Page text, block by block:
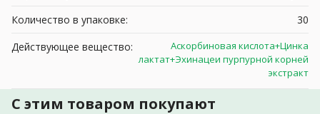
Количество в упаковке:
30
Действующее вещество:
Аскорбиновая кислота+Цинка
лактат+Эхинацеи пурпурной корней
экстракт
С этим товаром покупают